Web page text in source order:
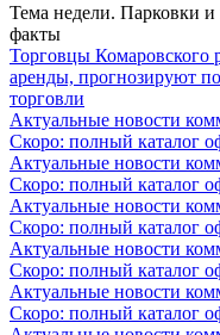
Тема недели. Парковки
факты
Торговцы
аренды, прогнозируют
торговли
Актуальные новости
Скоро: полный каталог
Актуальные новости
Скоро: полный каталог
Актуальные новости
Скоро: полный каталог
Актуальные новости
Скоро: полный каталог
Актуальные новости
Скоро: полный каталог